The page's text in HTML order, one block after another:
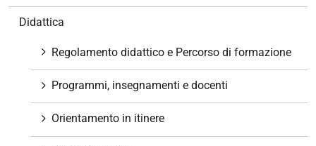
Didattica
Regolamento didattico e Percorso di formazione
Programmi, insegnamenti e docenti
Orientamento in itinere